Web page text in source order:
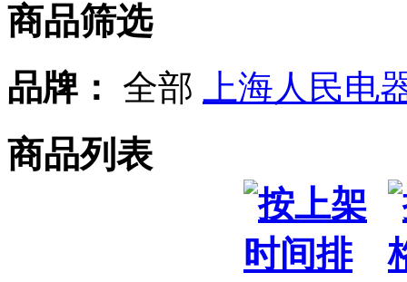
商品筛选
品牌： 全部 上海人民电
商品列表